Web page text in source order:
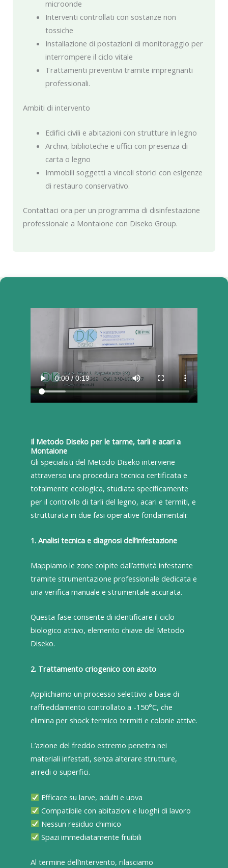
microonde
Interventi controllati con sostanze non
tossiche
Installazione di postazioni di monitoraggio per
interrompere il ciclo vitale
Trattamenti preventivi tramite impregnanti
professionali.
Ambiti di intervento
Edifici civili e abitazioni con strutture in legno
Archivi, biblioteche e uffici con presenza di
carta o legno
Immobili soggetti a vincoli storici con esigenze
di restauro conservativo.
Contattaci ora per un programma di disinfestazione
professionale a Montaione con Diseko Group.
Il Metodo Diseko per le tarme, tarli e acari a
Montaione
Gli specialisti del Metodo Diseko interviene
attraverso una procedura tecnica certificata e
totalmente ecologica, studiata specificamente
per il controllo di tarli del legno, acari e termiti, e
strutturata in due fasi operative fondamentali:
1. Analisi tecnica e diagnosi dell’infestazione
Mappiamo le zone colpite dall’attività infestante
tramite strumentazione professionale dedicata e
una verifica manuale e strumentale accurata.
Questa fase consente di identificare il ciclo
biologico attivo, elemento chiave del Metodo
Diseko.
2. Trattamento criogenico con azoto
Applichiamo un processo selettivo a base di
raffreddamento controllato a -150°C, che
elimina per shock termico termiti e colonie attive.
L’azione del freddo estremo penetra nei
materiali infestati, senza alterare strutture,
arredi o superfici.
Efficace su larve, adulti e uova
Compatibile con abitazioni e luoghi di lavoro
Nessun residuo chimico
Spazi immediatamente fruibili
Al termine dell’intervento, rilasciamo